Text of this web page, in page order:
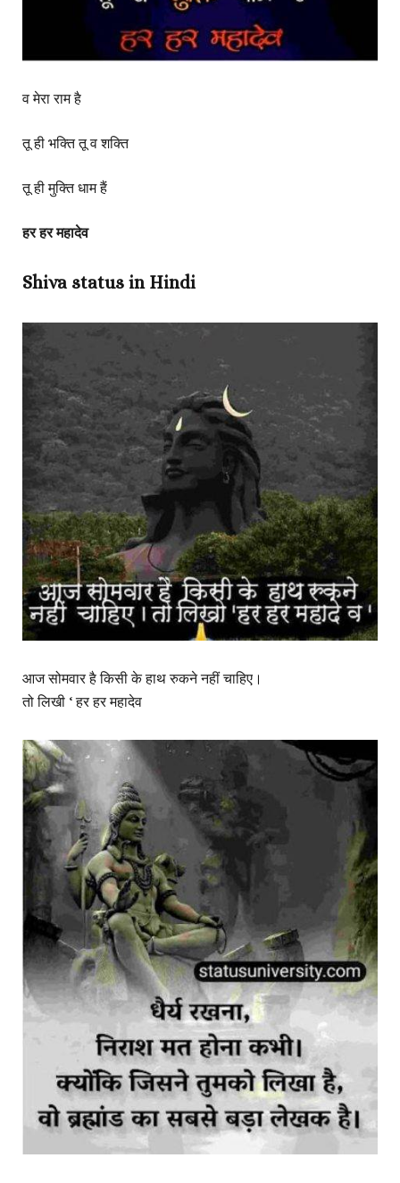
व मेरा राम है
तू ही भक्ति तू व शक्ति
तू ही मुक्ति धाम हैं
हर हर महादेव
Shiva status in Hindi
आज सोमवार है किसी के हाथ रुकने नहीं चाहिए।
तो लिखी ‘ हर हर महादेव